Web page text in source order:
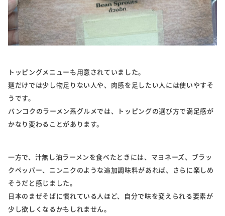
トッピングメニューも用意されていました。
麺だけでは少し物足りない人や、肉感を足したい人には使いやすそ
うです。
バンコクのラーメン系グルメでは、トッピングの選び方で満足感が
かなり変わることがあります。
一方で、汁無し油ラーメンを食べたときには、マヨネーズ、ブラッ
クペッパー、ニンニクのような追加調味料があれば、さらに楽しめ
そうだと感じました。
日本のまぜそばに慣れている人ほど、自分で味を変えられる要素が
少し欲しくなるかもしれません。